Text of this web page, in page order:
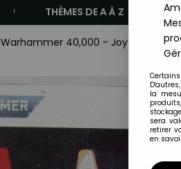
THÈMES DE A À Z
Warhammer 40,000 - Joytoy -
la
sera
retirer
en